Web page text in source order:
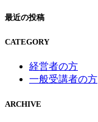
最近の投稿
CATEGORY
経営者の方
一般受講者の方
ARCHIVE